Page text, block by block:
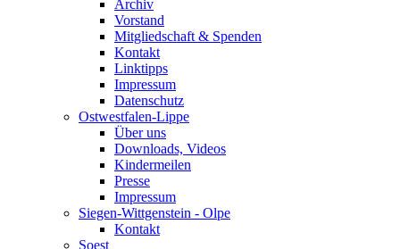
Archiv
Vorstand
Mitgliedschaft & Spenden
Kontakt
Linktipps
Impressum
Datenschutz
Ostwestfalen-Lippe
Über uns
Downloads, Videos
Kindermeilen
Presse
Impressum
Siegen-Wittgenstein - Olpe
Kontakt
Soest